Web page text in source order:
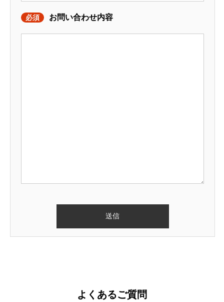
必須 お問い合わせ内容
よくあるご質問